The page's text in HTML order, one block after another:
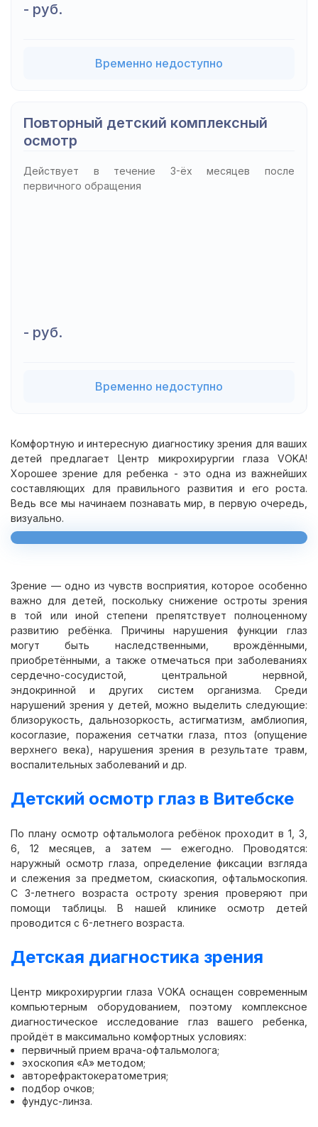
- руб.
Временно недоступно
Повторный детский комплексный
осмотр
Действует в течение 3-ёх месяцев после
первичного обращения
- руб.
Временно недоступно
Комфортную и интересную диагностику зрения для ваших
детей предлагает Центр микрохирургии глаза VOKA!
Хорошее зрение для ребенка - это одна из важнейших
составляющих для правильного развития и его роста.
Ведь все мы начинаем познавать мир, в первую очередь,
визуально.
Зрение — одно из чувств восприятия, которое особенно
важно для детей, поскольку снижение остроты зрения
в той или иной степени препятствует полноценному
развитию ребёнка. Причины нарушения функции глаз
могут быть наследственными, врождёнными,
приобретёнными, а также отмечаться при заболеваниях
сердечно-сосудистой, центральной нервной,
эндокринной и других систем организма. Среди
нарушений зрения у детей, можно выделить следующие:
близорукость, дальнозоркость, астигматизм, амблиопия,
косоглазие, поражения сетчатки глаза, птоз (опущение
верхнего века), нарушения зрения в результате травм,
воспалительных заболеваний и др.
Детский осмотр глаз в Витебске
По плану осмотр офтальмолога ребёнок проходит в 1, 3,
6, 12 месяцев, а затем — ежегодно. Проводятся:
наружный осмотр глаза, определение фиксации взгляда
и слежения за предметом, скиаскопия, офтальмоскопия.
С 3-летнего возраста остроту зрения проверяют при
помощи таблицы. В нашей клинике осмотр детей
проводится с 6-летнего возраста.
Детская диагностика зрения
Центр микрохирургии глаза VOKA оснащен современным
компьютерным оборудованием, поэтому комплексное
диагностическое исследование глаз вашего ребенка,
пройдёт в максимально комфортных условиях:
первичный прием врача-офтальмолога;
эхоскопия «А» методом;
авторефрактокератометрия;
подбор очков;
фундус-линзa.